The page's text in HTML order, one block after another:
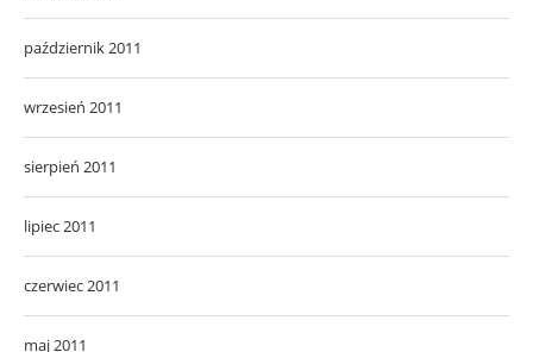
październik 2011
wrzesień 2011
sierpień 2011
lipiec 2011
czerwiec 2011
maj 2011